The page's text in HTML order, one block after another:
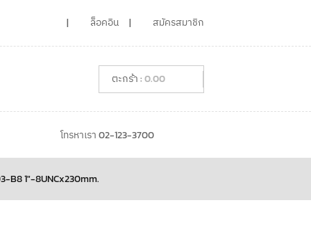
ล็อคอิน สมัครสมาชิก
0.00
โทรหาเรา 02-123-3700
B8 1″-8UNCx230mm.